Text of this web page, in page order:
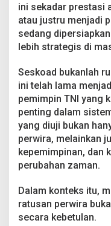
A
k
a
d
i
k
t
u
P
e
n
d
a
K
ini sekadar prestasi
atau justru menjadi
sedang
lebih strategis di
Seskoad bukanlah
ini telah lama
pemimpin TNI yang
penting dalam
yang diuji bukan
perwira, melainkan
kepemimpinan, dan
perubahan zaman.
Dalam konteks itu,
ratusan perwira
secara kebetulan.